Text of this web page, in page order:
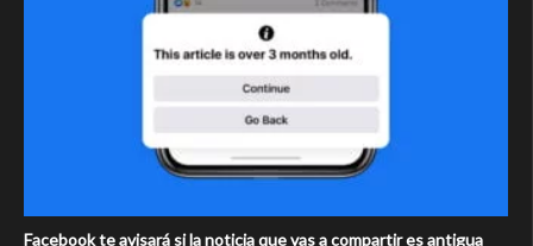
Facebook te avisará si la noticia que vas a compartir es antigua